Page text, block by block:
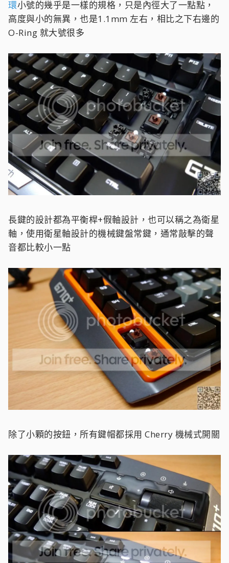
環小號的幾乎是一樣的規格，只是內徑大了一點點，
高度與小的無異，也是1.1mm 左右，相比之下右邊的
O-Ring 就大號很多
長鍵的設計都為平衡桿+假軸設計，也可以稱之為衛星
軸，使用衛星軸設計的機械鍵盤常鍵，通常敲擊的聲
音都比較小一點
除了小顆的按鈕，所有鍵帽都採用 Cherry 機械式開關